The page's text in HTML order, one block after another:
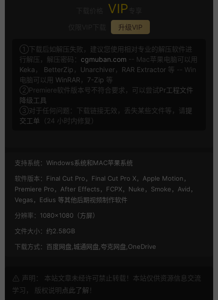
VIP
升级VIP
①下载后如解压失败，建议您使用相对专业的解压软件进
行解压，解压密码： cgmuban.com -- Mac苹果电脑可以用
Keka ， BetterZip ， Unarchiver， RAR Extractor 等 -- Win
电脑可以用 WinRAR ， 7-Zip 等
②Premiere软件版本号不符合要求，可以尝试Pr工程文件
降级工具
③对于任何问题：下载链接无效，丢失某些文件等，请提
交工单 （24 小时内修复）
支持系统： Windows系统和MAC苹果系统
软件版本： Final Cut Pro，Final Cut Pro X，Apple Motion，
Premiere Pro，After Effects，FCPX，Nuke，Smoke，Avid，
Vegas，Edius 等其他后期视频制作软件
分辨率： 1080×1080（方屏）
文件大小： 约2.58GB
下载方式： 百度网盘,城通网盘,夸克网盘,OneDrive
声明： 本站文章未经许可禁止转载！本站仅供资源信息交流
学习， 版权说明点此了解 ！